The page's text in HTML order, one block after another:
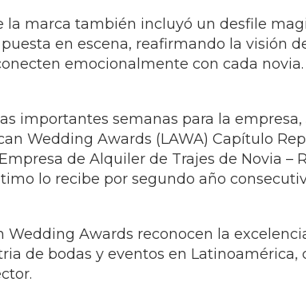
nupcial organizado por la revista
concebida para conectar
historia de amor.
experiencia, Jardín de Novias
importancia de respetar la esencia,
su vida. La actividad buscó transmitir
que la boutique ha construido
la marca también incluyó un desfile
en escena, reafirmando la visión
emocionalmente con cada novia.